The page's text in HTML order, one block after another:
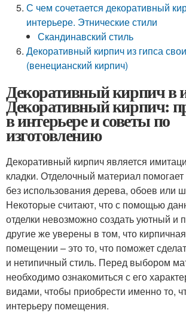
С чем сочетается декоративный
интерьере. Этнические стили
Скандинавский стиль
Декоративный кирпич из гипса
(венецианский кирпич)
Декоративный кирпич в
Декоративный кирпич:
в интерьере и советы по
изготовлению
Декоративный кирпич является
кладки. Отделочный материал
без использования дерева, обоев или
Некоторые считают, что с помощью
отделки невозможно создать уютный и
другие же уверены в том, что
помещении – это то, что поможет
и нетипичный стиль. Перед выбором
необходимо ознакомиться с его
видами, чтобы приобрести именно то,
интерьеру помещения.